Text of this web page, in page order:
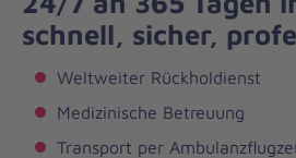
schnell, sicher,
Weltweiter Rückholdienst
Medizinische Betreuung
Transport per